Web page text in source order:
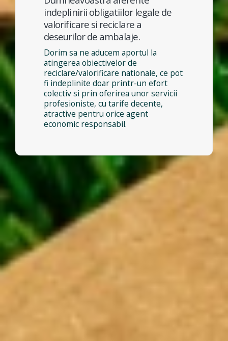
indeplinirii obligatiilor legale de
valorificare si reciclare a
deseurilor de ambalaje.
Dorim sa ne aducem aportul la
atingerea obiectivelor de
reciclare/valorificare nationale, ce pot
fi indeplinite doar printr-un efort
colectiv si prin oferirea unor servicii
profesioniste, cu tarife decente,
atractive pentru orice agent
economic responsabil.